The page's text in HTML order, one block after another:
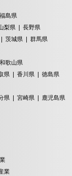
福島県
梨県
長野県
茨城県
群馬県
和歌山県
県 香川県
徳島県
県 宮崎県
鹿児島県
業